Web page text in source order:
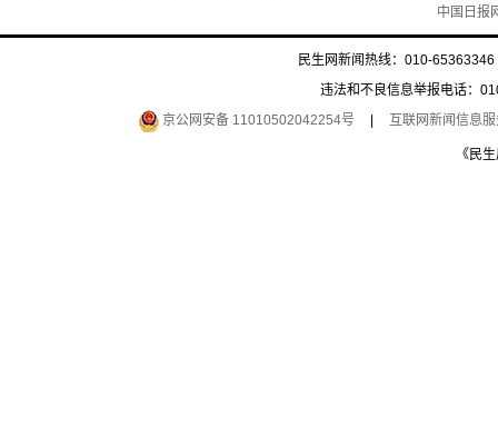
中国日报
民生网新闻热线：010-
违法和不良信息举报电话：
京公网安备 11010502042254号
互联网新闻信息
《民